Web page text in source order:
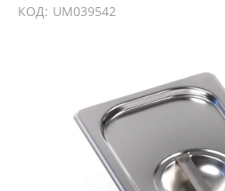
КОД: UM039542